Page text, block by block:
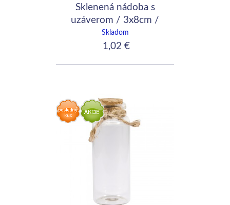
Sklenená nádoba s
uzáverom / 3x8cm /
37ml
Skladom
1,02 €